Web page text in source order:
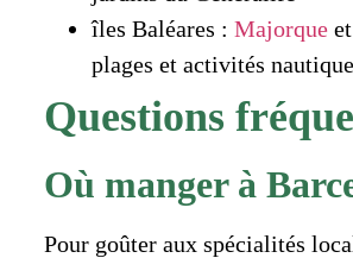
îles Baléares : Majorqueet
plages et activités
Questions
Où manger à
Pour goûter aux spécialités